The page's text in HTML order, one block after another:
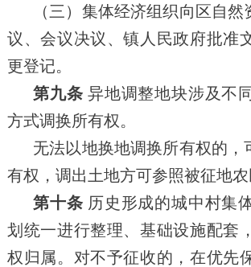
（三）集体经济组织向区自
议、会议决议、镇人民政府批准
更登记。
第九条 异地调整地块涉及不
方式调换所有权。
无法以地换地调换所有权的
有权，调出土地方可参照被征地
第十条 历史形成的城中村集
划统一进行整理、基础设施配套
权归属。对不予征收的，在优先